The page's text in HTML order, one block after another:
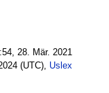
28. Mär. 2021
(UTC), Uslex